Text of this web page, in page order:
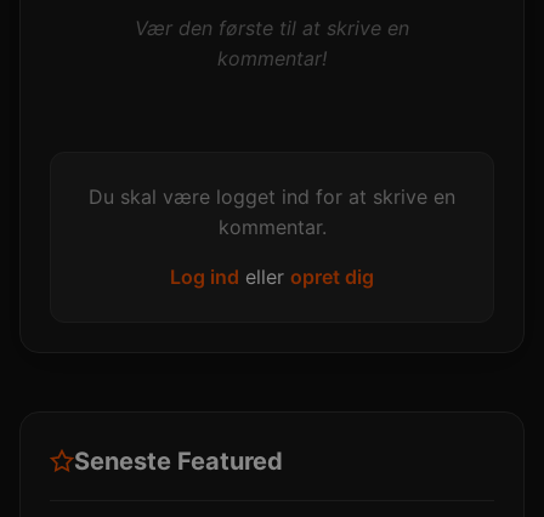
Vær den første til at skrive en
kommentar!
Du skal være logget ind for at skrive en
kommentar.
Log ind eller opret dig
Seneste Featured